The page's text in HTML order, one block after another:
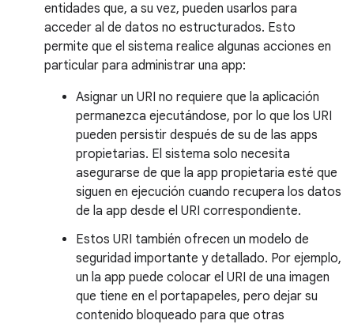
entidades que, a su vez, pueden usarlos para
acceder al de datos no estructurados. Esto
permite que el sistema realice algunas acciones en
particular para administrar una app:
Asignar un URI no requiere que la aplicación
permanezca ejecutándose, por lo que los URI
pueden persistir después de su de las apps
propietarias. El sistema solo necesita
asegurarse de que la app propietaria esté que
siguen en ejecución cuando recupera los datos
de la app desde el URI correspondiente.
Estos URI también ofrecen un modelo de
seguridad importante y detallado. Por ejemplo,
un la app puede colocar el URI de una imagen
que tiene en el portapapeles, pero dejar su
contenido bloqueado para que otras